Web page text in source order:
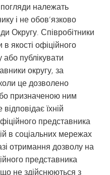
належать
і не обов’язково
Округу. Співробітники
якості офіційного
публікувати
округу, за
це дозволено
призначеною ним
їхній
представника
в соціальних мережах
отримання дозволу на
представника
що не здійснюються з